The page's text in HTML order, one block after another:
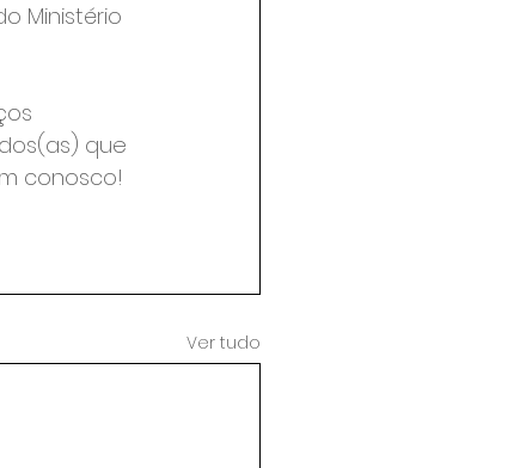
Ministério
que
conosco!
Ver tudo